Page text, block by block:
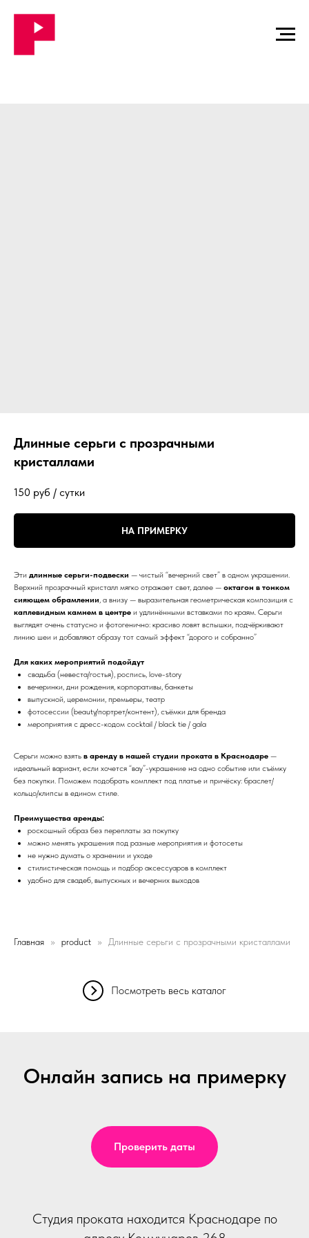
Длинные серьги с прозрачными
кристаллами
150 руб / сутки
НА ПРИМЕРКУ
Эти длинные серьги-подвески — чистый “вечерний свет” в одном украшении.
Верхний прозрачный кристалл мягко отражает свет, далее — октагон в тонком
сияющем обрамлении, а внизу — выразительная геометрическая композиция с
каплевидным камнем в центре и удлинёнными вставками по краям. Серьги
выглядят очень статусно и фотогенично: красиво ловят вспышки, подчёркивают
линию шеи и добавляют образу тот самый эффект “дорого и собранно”
Для каких мероприятий подойдут
свадьба (невеста/гостья), роспись, love-story
вечеринки, дни рождения, корпоративы, банкеты
выпускной, церемонии, премьеры, театр
фотосессии (beauty/портрет/контент), съёмки для бренда
мероприятия с дресс-кодом cocktail / black tie / gala
Серьги можно взять в аренду в нашей студии проката в Краснодаре —
идеальный вариант, если хочется “вау”-украшение на одно событие или съёмку
без покупки. Поможем подобрать комплект под платье и причёску: браслет/
кольцо/клипсы в едином стиле.
Преимущества аренды:
роскошный образ без переплаты за покупку
можно менять украшения под разные мероприятия и фотосеты
не нужно думать о хранении и уходе
стилистическая помощь и подбор аксессуаров в комплект
удобно для свадеб, выпускных и вечерних выходов
Главная product Длинные серьги с прозрачными кристаллами
Посмотреть весь каталог
Онлайн запись на примерку
Проверить даты
Студия проката находится Краснодаре по